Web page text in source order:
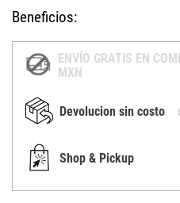
Beneficios:
ENVÍO GRATIS EN
MXN
Devolucion sin costo
Shop & Pickup